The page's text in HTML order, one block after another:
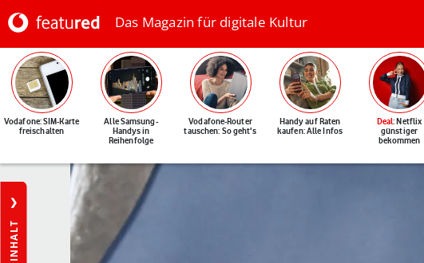
Das Magazin für digitale Kultur
Vodafone: SIM-Karte
freischalten
Alle Samsung-
Handys in
Reihenfolge
Vodafone-Router
tauschen: So geht's
Handy auf Raten
kaufen: Alle Infos
Deal: Netflix
günstiger
bekommen
INHALT